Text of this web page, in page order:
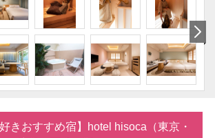
好きおすすめ宿】hotel hisoca（東京・